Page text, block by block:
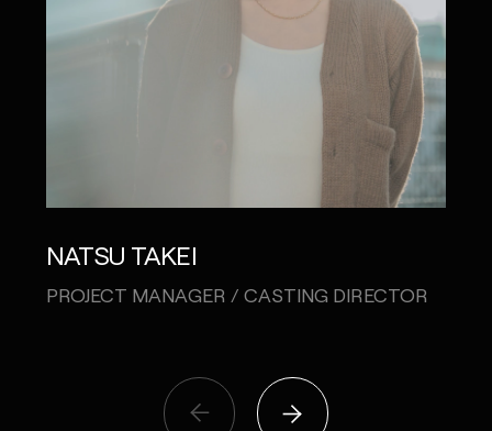
NATSU TAKEI
PROJECT MANAGER / CASTING DIRECTOR